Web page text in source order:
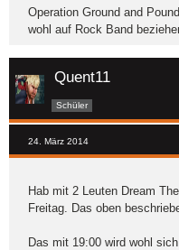
Operation Ground and
wohl auf Rock Band
Quent11
Schüler
24. März 2014
Hab mit 2 Leuten Dream
Freitag. Das oben
Das mit 19:00 wird wohl